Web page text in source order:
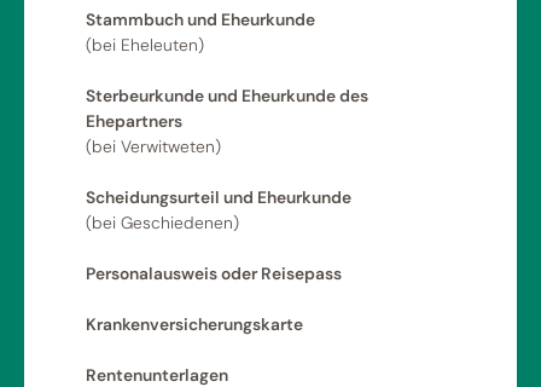
Stammbuch und Eheurkunde
(bei Eheleuten)
Sterbeurkunde und Eheurkunde des
Ehepartners
(bei Verwitweten)
Scheidungsurteil und Eheurkunde
(bei Geschiedenen)
Personalausweis oder Reisepass
Krankenversicherungskarte
Rentenunterlagen